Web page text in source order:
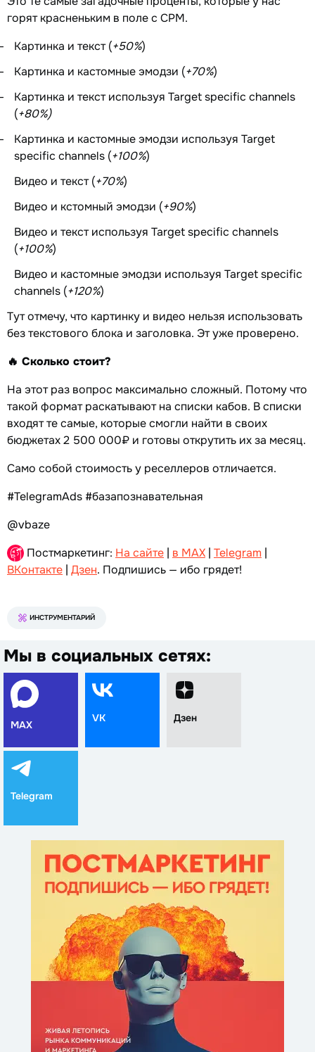
горят красненьким в поле с CPM.
Картинка и текст (+50%)
Картинка и кастомные эмодзи (+70%)
Картинка и текст используя Target specific channels
(+80%)
Картинка и кастомные эмодзи используя Target
specific channels (+100%)
Видео и текст (+70%)
Видео и кстомный эмодзи (+90%)
Видео и текст используя Target specific channels
(+100%)
Видео и кастомные эмодзи используя Target specific
channels (+120%)
Тут отмечу, что картинку и видео нельзя использовать
без текстового блока и заголовка. Эт уже проверено.
🔥 Сколько стоит?
На этот раз вопрос максимально сложный. Потому что
такой формат раскатывают на списки кабов. В списки
входят те самые, которые смогли найти в своих
бюджетах 2 500 000₽ и готовы открутить их за месяц.
Само собой стоимость у реселлеров отличается.
#TelegramAds #базапознавательная
@vbaze
Постмаркетинг: На сайте | в MAX | Telegram |
ВКонтакте | Дзен. Подпишись — ибо грядет!
ИНСТРУМЕНТАРИЙ
Мы в социальных сетях:
MAX
VK Дзен
Telegram